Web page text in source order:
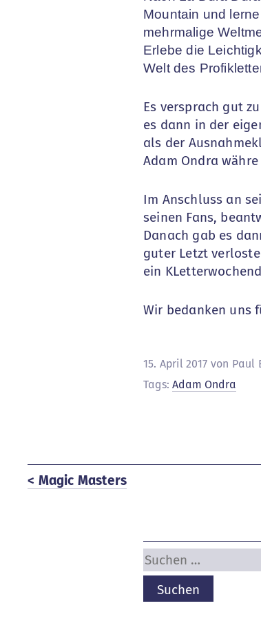
Mountain und
mehrmalige
Erlebe die
Welt des
Es versprach gut
es dann in der
als der
Adam Ondra
Im Anschluss an
seinen Fans,
Danach gab es
guter Letzt
ein
Wir bedanken uns
15. April 2017 von Paul
Tags:Adam Ondra
< Magic Masters
Suchen
nach: